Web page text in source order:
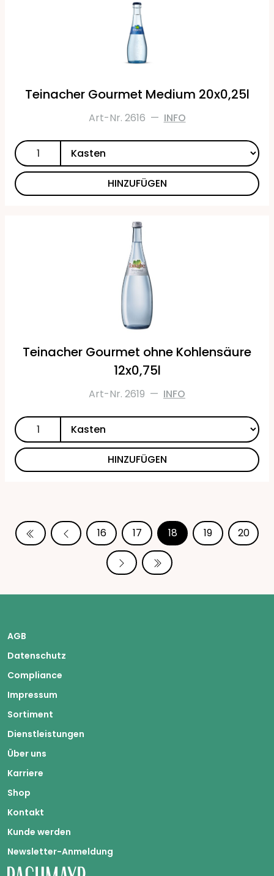
Teinacher Gourmet Medium 20x0,25l
Art-Nr. 2616 — INFO
HINZUFÜGEN
Teinacher Gourmet ohne Kohlensäure
12x0,75l
Art-Nr. 2619 — INFO
HINZUFÜGEN
16 17 18 19 20
AGB
Datenschutz
Compliance
Impressum
Sortiment
Dienstleistungen
Über uns
Karriere
Shop
Kontakt
Kunde werden
Newsletter-Anmeldung